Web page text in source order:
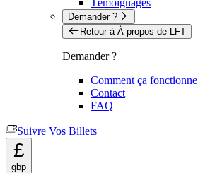
Demander ?
Retour à À propos de LFT
Demander ?
Comment ça fonctionne
Contact
FAQ
Suivre Vos Billets
£
gbp